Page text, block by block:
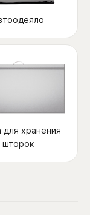
для хранения
шторок